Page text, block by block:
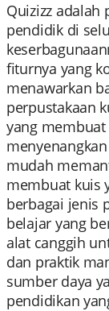
Quizizz
pendidik di
fiturnya yang
menawarkan
perpustakaan
yang
mudah
membuat kuis
berbagai jenis
belajar yang
alat canggih
dan praktik
sumber daya
pendidikan